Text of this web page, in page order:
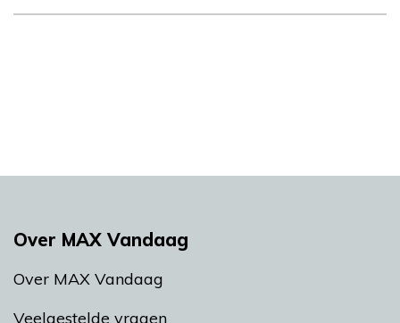
Over MAX Vandaag
Over MAX Vandaag
Veelgestelde vragen